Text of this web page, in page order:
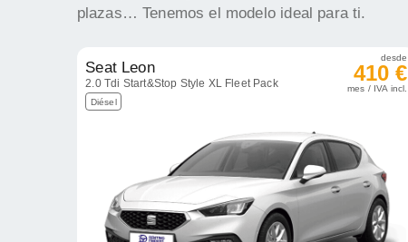
plazas… Tenemos el modelo ideal para ti.
Seat Leon
2.0 Tdi Start&Stop Style XL Fleet Pack
Diésel
desde
410 €
mes / IVA incl.